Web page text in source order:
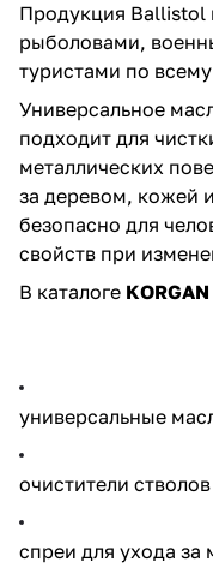
Продукция Ballistol
рыболовами,
туристами по
Универсальное
подходит для
металлических
за деревом, кожей
безопасно для
свойств при
В каталоге KORGAN
универсальные
очистители
спреи для ухода